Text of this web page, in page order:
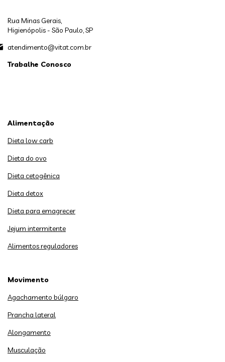
Rua Minas Gerais,
Higienópolis - São Paulo, SP
atendimento@vitat.com.br
Trabalhe Conosco
Alimentação
Dieta low carb
Dieta do ovo
Dieta cetogênica
Dieta detox
Dieta para emagrecer
Jejum intermitente
Alimentos reguladores
Movimento
Agachamento búlgaro
Prancha lateral
Alongamento
Musculação